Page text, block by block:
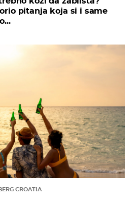
pitanja koja si i same
CROATIA